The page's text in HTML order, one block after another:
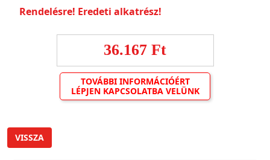
Rendelésre! Eredeti alkatrész!
36.167 Ft
TOVÁBBI INFORMÁCIÓÉRT
LÉPJEN KAPCSOLATBA VELÜNK
VISSZA